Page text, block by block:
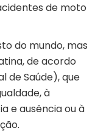
de moto
do mundo, mas
de acordo
de Saúde), que
à
e ausência ou à